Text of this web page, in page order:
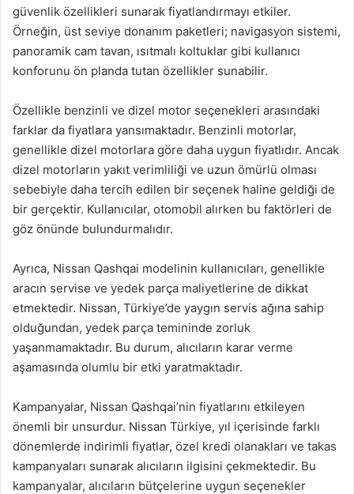
güvenlik özellikleri sunarak fiyatlandırmayı etkiler.
Örneğin, üst seviye donanım paketleri; navigasyon sistemi,
panoramik cam tavan, ısıtmalı koltuklar gibi kullanıcı
konforunu ön planda tutan özellikler sunabilir.
Özellikle benzinli ve dizel motor seçenekleri arasındaki
farklar da fiyatlara yansımaktadır. Benzinli motorlar,
genellikle dizel motorlara göre daha uygun fiyatlıdır. Ancak
dizel motorların yakıt verimliliği ve uzun ömürlü olması
sebebiyle daha tercih edilen bir seçenek haline geldiği de
bir gerçektir. Kullanıcılar, otomobil alırken bu faktörleri de
göz önünde bulundurmalıdır.
Ayrıca, Nissan Qashqai modelinin kullanıcıları, genellikle
aracın servise ve yedek parça maliyetlerine de dikkat
etmektedir. Nissan, Türkiye’de yaygın servis ağına sahip
olduğundan, yedek parça temininde zorluk
yaşanmamaktadır. Bu durum, alıcıların karar verme
aşamasında olumlu bir etki yaratmaktadır.
Kampanyalar, Nissan Qashqai’nin fiyatlarını etkileyen
önemli bir unsurdur. Nissan Türkiye, yıl içerisinde farklı
dönemlerde indirimli fiyatlar, özel kredi olanakları ve takas
kampanyaları sunarak alıcıların ilgisini çekmektedir. Bu
kampanyalar, alıcıların bütçelerine uygun seçenekler